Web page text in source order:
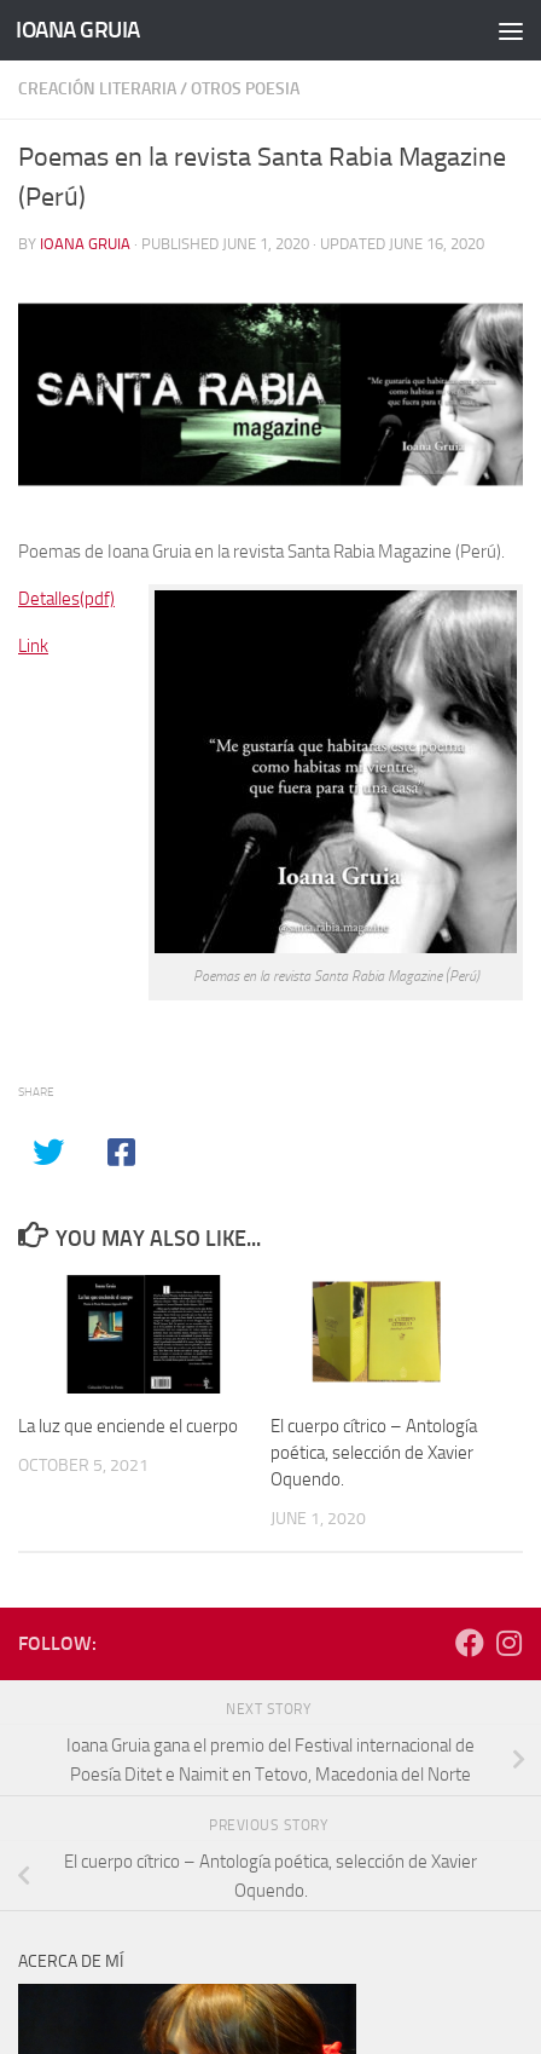
Skip to content
IOANA GRUIA
CREACIÓN LITERARIA/OTROS POESIA
Poemas en la revista Santa Rabia Magazine
(Perú)
BY IOANA GRUIA · PUBLISHED JUNE 1, 2020 · UPDATED JUNE 16, 2020
Poemas de Ioana Gruia en la revista Santa Rabia Magazine (Perú).
Poemas en la revista Santa Rabia Magazine (Perú)
Detalles(pdf)
Link
SHARE
YOU MAY ALSO LIKE...
La luz que enciende el cuerpo
OCTOBER 5, 2021
El cuerpo cítrico – Antología
poética, selección de Xavier
Oquendo.
JUNE 1, 2020
FOLLOW:
NEXT STORY
Ioana Gruia gana el premio del Festival internacional de
Poesía Ditet e Naimit en Tetovo, Macedonia del Norte
PREVIOUS STORY
El cuerpo cítrico – Antología poética, selección de Xavier
Oquendo.
ACERCA DE MÍ